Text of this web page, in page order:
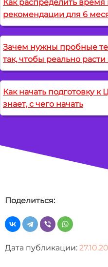
Как распределить время
рекомендации для 6
Зачем нужны пробные
так, чтобы реально расти
Как начать подготовку к
знает, с чего начать
Поделиться:
Дата публикации: